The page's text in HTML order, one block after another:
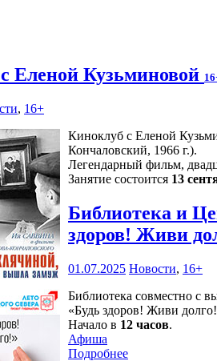
Еленой Кузьминовой
, 16+
Киноклуб с Еленой
Кончаловский, 1966 г.).
Легендарный фильм,
Занятие состоится 13
Библиотека и
здоров! Живи
01.07.2025 Новости, 16+
Библиотека совместно с
«Будь здоров! Живи
Начало в 12 часов.
Афиша
Подробнее